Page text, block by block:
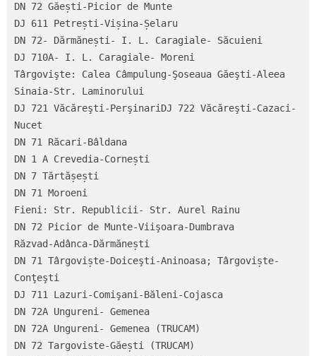
DN 72 Găești-Picior de Munte
DJ 611 Petrești-Vișina-Șelaru
DN 72- Dărmănești- I. L. Caragiale- Săcuieni
DJ 710A- I. L. Caragiale- Moreni
Târgovişte: Calea Câmpulung-Şoseaua Găeşti-Aleea
Sinaia-Str. Laminorului
DJ 721 Văcăreşti-PerşinariDJ 722 Văcăreşti-Cazaci-
Nucet
DN 71 Răcari-Bâldana
DN 1 A Crevedia-Cornești
DN 7 Tărtășești
DN 71 Moroeni
Fieni: Str. Republicii- Str. Aurel Rainu
DN 72 Picior de Munte-Viişoara-Dumbrava
Răzvad-Adânca-Dărmănești
DN 71 Târgoviște-Doiceşti-Aninoasa; Târgoviște-
Conţeşti
DJ 711 Lazuri-Comişani-Băleni-Cojasca
DN 72A Ungureni- Gemenea
DN 72A Ungureni- Gemenea (TRUCAM)
DN 72 Targoviste-Găești (TRUCAM)